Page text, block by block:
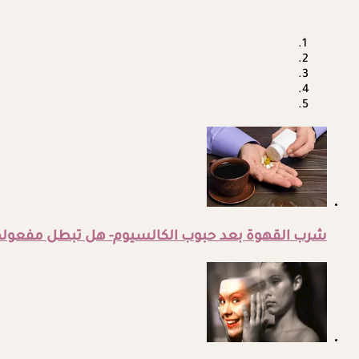
شرب القهوة بعد حبوب الكالسيوم- هل تبطل